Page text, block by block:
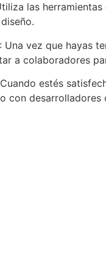
las
: Una vez que hayas
a colaboradores
estés
con desarrolladores